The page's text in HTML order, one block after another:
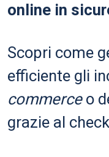
online in
Scopri come
efficiente gli
commerceo
grazie al